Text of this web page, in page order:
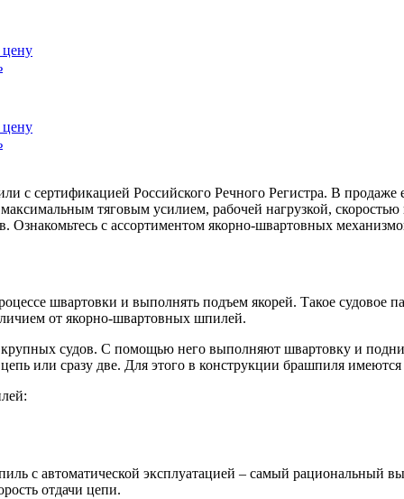
цену
цену
с сертификацией Российского Речного Регистра. В
тяговым усилием, рабочей нагрузкой,
с ассортиментом якорно-швартовных
швартовки и выполнять подъем якорей. Такое судовое
от якорно-швартовных шпилей.
судов. С помощью него выполняют швартовку и
или сразу две. Для этого в конструкции брашпиля
с автоматической эксплуатацией – самый рациональный
отдачи цепи.